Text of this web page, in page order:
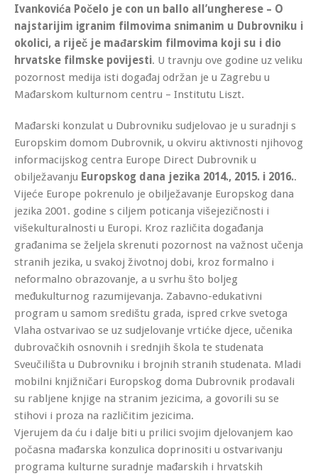
Ivankovića Počelo je con un ballo all’ungherese – O
najstarijim igranim filmovima snimanim u Dubrovniku i
okolici, a riječ je mađarskim filmovima koji su i dio
hrvatske filmske povijesti. U travnju ove godine uz veliku
pozornost medija isti događaj održan je u Zagrebu u
Mađarskom kulturnom centru – Institutu Liszt.
Mađarski konzulat u Dubrovniku sudjelovao je u suradnji s
Europskim domom Dubrovnik, u okviru aktivnosti njihovog
informacijskog centra Europe Direct Dubrovnik u
obilježavanju Europskog dana jezika 2014., 2015. i 2016..
Vijeće Europe pokrenulo je obilježavanje Europskog dana
jezika 2001. godine s ciljem poticanja višejezičnosti i
višekulturalnosti u Europi. Kroz različita događanja
građanima se željela skrenuti pozornost na važnost učenja
stranih jezika, u svakoj životnoj dobi, kroz formalno i
neformalno obrazovanje, a u svrhu što boljeg
međukulturnog razumijevanja. Zabavno-edukativni
program u samom središtu grada, ispred crkve svetoga
Vlaha ostvarivao se uz sudjelovanje vrtićke djece, učenika
dubrovačkih osnovnih i srednjih škola te studenata
Sveučilišta u Dubrovniku i brojnih stranih studenata. Mladi
mobilni knjižničari Europskog doma Dubrovnik prodavali
su rabljene knjige na stranim jezicima, a govorili su se
stihovi i proza na različitim jezicima.
Vjerujem da ću i dalje biti u prilici svojim djelovanjem kao
počasna mađarska konzulica doprinositi u ostvarivanju
programa kulturne suradnje mađarskih i hrvatskih